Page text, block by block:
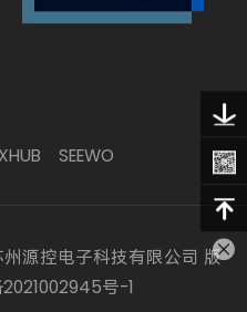
SEEWO
源控电子科技有限公司 版
号-1